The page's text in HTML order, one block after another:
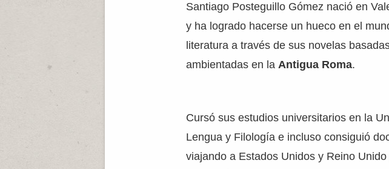
Santiago Posteguillo Gómez nació en
y ha logrado hacerse un hueco en el
literatura a través de sus novelas
ambientadas en laAntigua Roma.
Cursó sus estudios universitarios en la
Lengua y Filología e incluso consiguió
viajando a Estados Unidos y Reino